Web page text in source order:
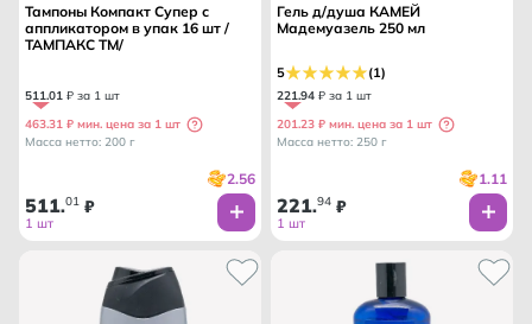
Тампоны Компакт Супер с
аппликатором в упак 16 шт /
ТАМПАКС ТМ/
511.01 ₽ за 1 шт
463.31 ₽ мин. цена за 1 шт
Масса нетто: 200 г
2.56
511.01 ₽
1 шт
Гель д/душа КАМЕЙ
Мадемуазель 250 мл
5 (1)
221.94 ₽ за 1 шт
201.23 ₽ мин. цена за 1 шт
Масса нетто: 250 г
1.11
221.94 ₽
1 шт